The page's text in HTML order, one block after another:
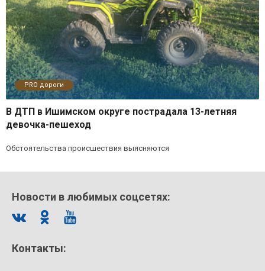
PRO дороги
В ДТП в Ишимском округе пострадала 13-летняя
девочка-пешеход
Обстоятельства происшествия выясняются
Новости в любимых соцсетях:
Контакты: